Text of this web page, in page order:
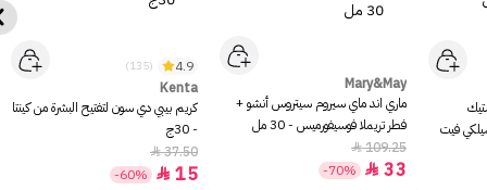
فيت
Mary&May
ماري اند ماي سيروم سيتروس أنشو +
فطر تريملا فوسيفورميس - 30 مل
109.25

33

-70%
4.9
(135)
Kenta
كريم بيبي دي سون لتفتيح البشرة من كينتا
- 30ج
37.50

15

-60%